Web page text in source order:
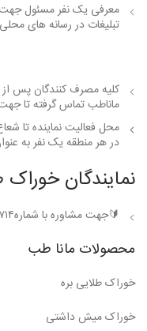
معرفی یک نفر مسئول جهت
تبلیغات در رسانه های محلی
کلیه مصرف کنندگان پس
ماناطب تماس گرفته تا
در هر منطقه یک نفر به
نمایندگان خوراک
🔰جهت مشاوره با شماره۰۹۱۲۱۹۹۰۷۱۴تماس بگیرید🔰نمایندگان فروش
محصولات مانا طب
خوراک طلایی بره
خوراک میش داشتی